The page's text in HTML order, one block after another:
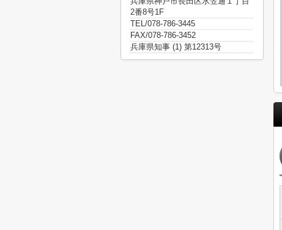
2番8号1F
TEL/078-786-3445
FAX/078-786-3452
兵庫県知事 (1) 第12313号